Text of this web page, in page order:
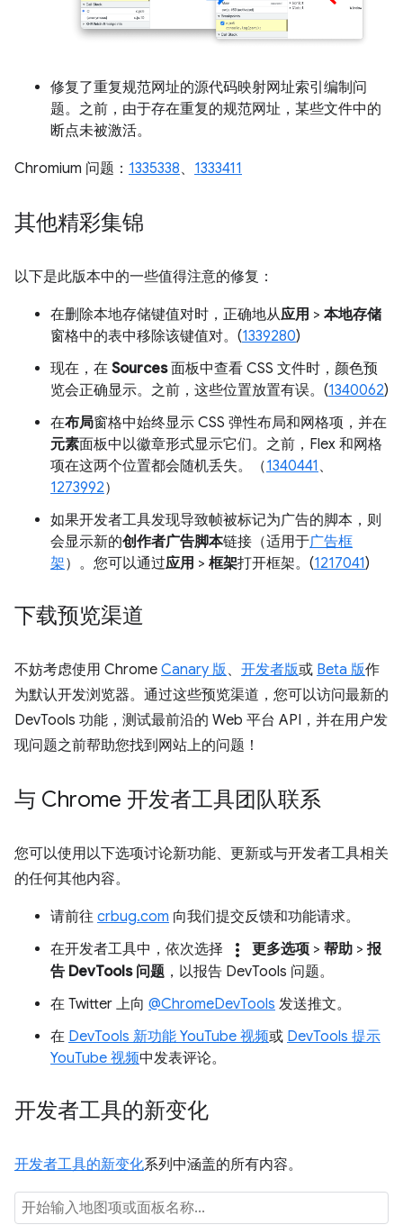
修复了重复规范网址的源代码映射网址索引编制问
题。之前，由于存在重复的规范网址，某些文件中的
断点未被激活。
Chromium 问题： 1335338、 1333411
其他精彩集锦
以下是此版本中的一些值得注意的修复：
在删除本地存储键值对时，正确地从应用 > 本地存储
窗格中的表中移除该键值对。(1339280)
现在，在 Sources面板中查看 CSS 文件时，颜色预
览会正确显示。之前，这些位置放置有误。(1340062)
在布局窗格中始终显示 CSS 弹性布局和网格项，并在
元素面板中以徽章形式显示它们。之前，Flex 和网格
项在这两个位置都会随机丢失。（1340441 、
1273992）
如果开发者工具发现导致帧被标记为广告的脚本，则
会显示新的创作者广告脚本链接（适用于广告框
架）。您可以通过应用 > 框架打开框架。(1217041)
下载预览渠道
不妨考虑使用 Chrome Canary 版 、 开发者版或 Beta 版作
为默认开发浏览器。通过这些预览渠道，您可以访问最新的
DevTools 功能，测试最前沿的 Web 平台 API，并在用户发
现问题之前帮助您找到网站上的问题！
与 Chrome 开发者工具团队联系
您可以使用以下选项讨论新功能、更新或与开发者工具相关
的任何其他内容。
请前往 crbug.com 向我们提交反馈和功能请求。
在开发者工具中，依次选择
more_vert 更多选项 > 帮助 > 报
告 DevTools 问题 ，以报告 DevTools 问题。
在 Twitter 上向 @ChromeDevTools 发送推文。
在 DevTools 新功能 YouTube 视频或 DevTools 提示
YouTube 视频中发表评论。
开发者工具的新变化
开发者工具的新变化系列中涵盖的所有内容。